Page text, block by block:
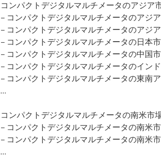
コンパクトデジタルマルチメータのアジア
– コンパクトデジタルマルチメータのアジ
– コンパクトデジタルマルチメータのアジ
– コンパクトデジタルマルチメータの日本
– コンパクトデジタルマルチメータの中国
– コンパクトデジタルマルチメータのイン
– コンパクトデジタルマルチメータの東南
…
コンパクトデジタルマルチメータの南米市
– コンパクトデジタルマルチメータの南米
– コンパクトデジタルマルチメータの南米
…